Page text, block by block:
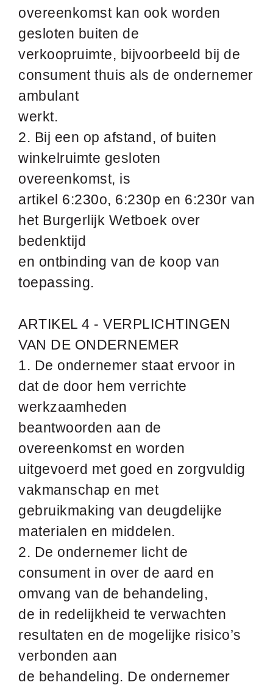
overeenkomst kan ook worden
gesloten buiten de
verkoopruimte, bijvoorbeeld bij de
consument thuis als de ondernemer
ambulant
werkt.
2. Bij een op afstand, of buiten
winkelruimte gesloten
overeenkomst, is
artikel 6:230o, 6:230p en 6:230r van
het Burgerlijk Wetboek over
bedenktijd
en ontbinding van de koop van
toepassing.
ARTIKEL 4 - VERPLICHTINGEN
VAN DE ONDERNEMER
1. De ondernemer staat ervoor in
dat de door hem verrichte
werkzaamheden
beantwoorden aan de
overeenkomst en worden
uitgevoerd met goed en zorgvuldig
vakmanschap en met
gebruikmaking van deugdelijke
materialen en middelen.
2. De ondernemer licht de
consument in over de aard en
omvang van de behandeling,
de in redelijkheid te verwachten
resultaten en de mogelijke risico’s
verbonden aan
de behandeling. De ondernemer